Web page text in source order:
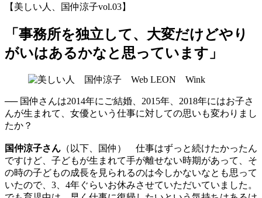
【美しい人、国仲涼子vol.03】
「事務所を独立して、大変だけどやり
がいはあるかなと思っています」
── 国仲さんは2014年にご結婚、2015年、2018年にはお子さ
んが生まれて、女優という仕事に対しての思いも変わりまし
たか？
国仲涼子さん （以下、国仲） 仕事はずっと続けたかったん
ですけど、子どもが生まれて手が離せない時期があって、そ
の時の子どもの成長を見られるのは今しかないなとも思って
いたので、3、4年ぐらいお休みさせていただいていました。